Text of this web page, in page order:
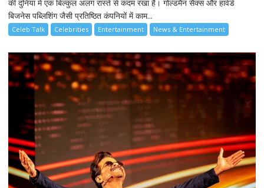
की दुनिया में एक बिल्कुल अलग रास्ते से कदम रखा है। गोल्डमैन सैक्स और हार्वर्ड
बिजनेस पब्लिशिंग जैसी प्रतिष्ठित कंपनियों में काम...
Celeb Talk Celebrities Entertainment News & Entertainment